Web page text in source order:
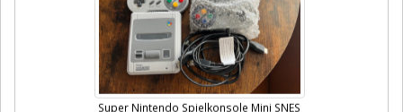
Super Nintendo Spielkonsole Mini SNES